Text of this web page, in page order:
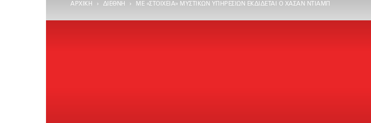
ΑΡΧΙΚΉ ΔΙΕΘΝΉ ΜΕ «ΣΤΟΙΧΕΊΑ» ΜΥΣΤΙΚΏΝ ΥΠΗΡΕΣΙΏΝ ΕΚΔΊΔΕΤΑΙ Ο ΧΑΣΆΝ ΝΤΙΆΜΠ